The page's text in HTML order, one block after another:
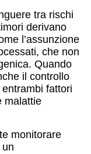
tra rischi
derivano
l’assunzione
che non
Quando
il controllo
fattori
malattie
monitorare